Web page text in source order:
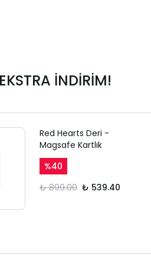
İNDİRİM!
Red Hearts Deri -
Magsafe Kartlık
%40
₺ 899.00 ₺ 539.40